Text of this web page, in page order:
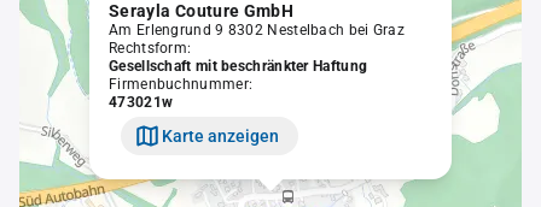
Serayla Couture GmbH
Am Erlengrund 9 8302 Nestelbach bei Graz
Rechtsform:
Gesellschaft mit beschränkter Haftung
Firmenbuchnummer:
473021w
Karte anzeigen